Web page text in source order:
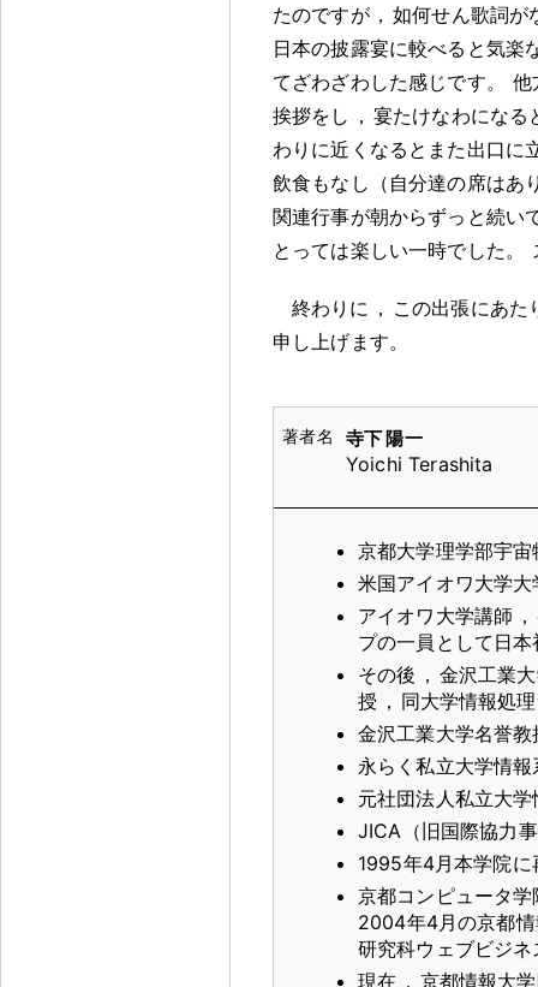
たのですが ， 如何せん歌詞が
日本の披露宴に較べると気楽
てざわざわした感じです。
他
挨拶をし ， 宴たけなわになる
わりに近くなるとまた出口に
飲食もなし（自分達の席はあ
関連行事が朝からずっと続い
とっては楽しい一時でした 。
終わりに ， この出張にあた
申し上げます。
寺下 陽一
Yoichi Terashita
京都大学理学部宇
米国アイオワ大学
アイオワ大学講師 ，
プの一員として日
その後 ， 金沢工業
授 ， 同大学情報処
金沢工業大学名誉教
永らく私立大学情
元社団法人私立大
JICA（旧国際協力
1995年4月本学院に
京都コンピュータ
2004年4月の京都
研究科ウェブビジ
現在 ， 京都情報大